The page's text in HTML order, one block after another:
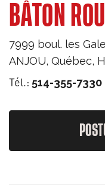
BÂTON
7999 boul. les
ANJOU, Québec,
Tél.: 514-355-7330